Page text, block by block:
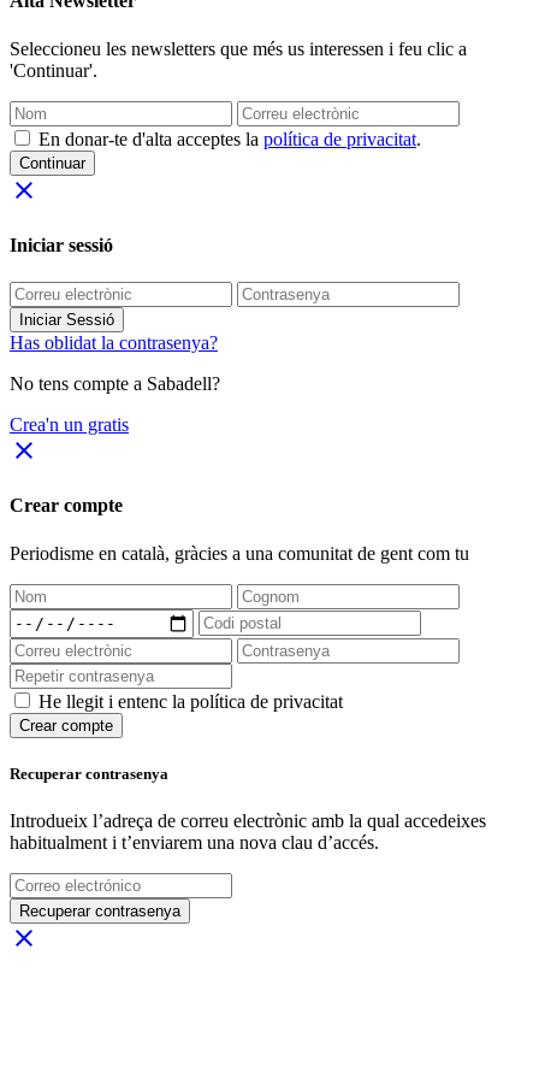
Seleccioneu les newsletters que més us interessen i feu clic a
'Continuar'.
En donar-te d'alta acceptes la política de privacitat.
Continuar
close
Iniciar sessió
Iniciar Sessió
Has oblidat la contrasenya?
No tens compte a Sabadell?
Crea'n un gratis
close
Crear compte
Periodisme en català, gràcies a una comunitat de gent com tu
He llegit i entenc la política de privacitat
Crear compte
Recuperar contrasenya
Introdueix l’adreça de correu electrònic amb la qual accedeixes
habitualment i t’enviarem una nova clau d’accés.
Recuperar contrasenya
close